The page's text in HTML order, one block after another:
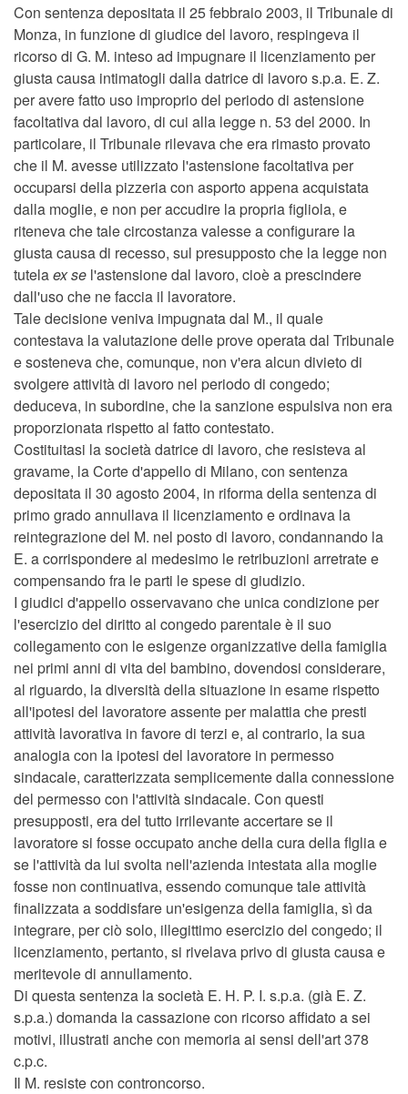
Con sentenza depositata il 25 febbraio 2003, il Tribunale di
Monza, in funzione di giudice del lavoro, respingeva il
ricorso di G. M. inteso ad impugnare il licenziamento per
giusta causa intimatogli dalla datrice di lavoro s.p.a. E. Z.
per avere fatto uso improprio del periodo di astensione
facoltativa dal lavoro, di cui alla legge n. 53 del 2000. In
particolare, il Tribunale rilevava che era rimasto provato
che il M. avesse utilizzato l'astensione facoltativa per
occuparsi della pizzeria con asporto appena acquistata
dalla moglie, e non per accudire la propria figliola, e
riteneva che tale circostanza valesse a configurare la
giusta causa di recesso, sul presupposto che la legge non
tutelaex se l'astensione dal lavoro, cioè a prescindere
dall'uso che ne faccia il lavoratore.
Tale decisione veniva impugnata dal M., il quale
contestava la valutazione delle prove operata dal Tribunale
e sosteneva che, comunque, non v'era alcun divieto di
svolgere attività di lavoro nel periodo di congedo;
deduceva, in subordine, che la sanzione espulsiva non era
proporzionata rispetto al fatto contestato.
Costituitasi la società datrice di lavoro, che resisteva al
gravame, la Corte d'appello di Milano, con sentenza
depositata il 30 agosto 2004, in riforma della sentenza di
primo grado annullava il licenziamento e ordinava la
reintegrazione del M. nel posto di lavoro, condannando la
E. a corrispondere al medesimo le retribuzioni arretrate e
compensando fra le parti le spese di giudizio.
I giudici d'appello osservavano che unica condizione per
l'esercizio del diritto al congedo parentale è il suo
collegamento con le esigenze organizzative della famiglia
nei primi anni di vita del bambino, dovendosi considerare,
al riguardo, la diversità della situazione in esame rispetto
all'ipotesi del lavoratore assente per malattia che presti
attività lavorativa in favore di terzi e, al contrario, la sua
analogia con la ipotesi del lavoratore in permesso
sindacale, caratterizzata semplicemente dalla connessione
del permesso con l'attività sindacale. Con questi
presupposti, era del tutto irrilevante accertare se il
lavoratore si fosse occupato anche della cura della flglia e
se l'attività da lui svolta nell'azienda intestata alla moglie
fosse non continuativa, essendo comunque tale attività
finalizzata a soddisfare un'esigenza della famiglia, sì da
integrare, per ciò solo, illegittimo esercizio del congedo; il
licenziamento, pertanto, si rivelava privo di giusta causa e
meritevole di annullamento.
Di questa sentenza la società E. H. P. I. s.p.a. (già E. Z.
s.p.a.) domanda la cassazione con ricorso affidato a sei
motivi, illustrati anche con memoria ai sensi dell'art 378
c.p.c.
Il M. resiste con controncorso.